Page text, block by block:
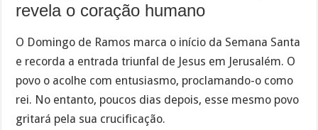
revela o coração humano
O Domingo de Ramos marca o início da Semana Santa
e recorda a entrada triunfal de Jesus em Jerusalém. O
povo o acolhe com entusiasmo, proclamando-o como
rei. No entanto, poucos dias depois, esse mesmo povo
gritará pela sua crucificação.